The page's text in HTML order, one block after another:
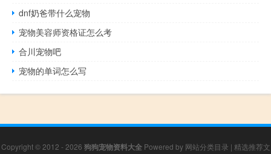
dnf奶爸带什么宠物
宠物美容师资格证怎么考
合川宠物吧
宠物的单词怎么写
Copyright © 2012 - 2026 狗狗宠物资料大全Powered by 网站分类目录 | 精选推荐文